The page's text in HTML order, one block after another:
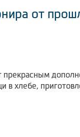
от
прекрасным
в хлебе,